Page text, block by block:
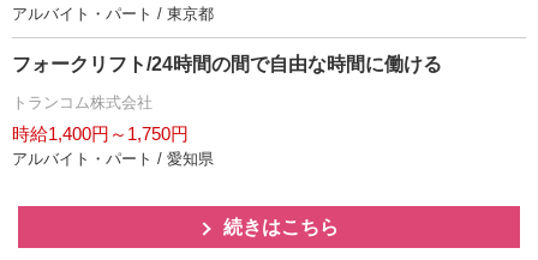
アルバイト・パート / 東京都
フォークリフト/24時間の間で自由な時間に働ける
トランコム株式会社
時給1,400円～1,750円
アルバイト・パート / 愛知県
続きはこちら